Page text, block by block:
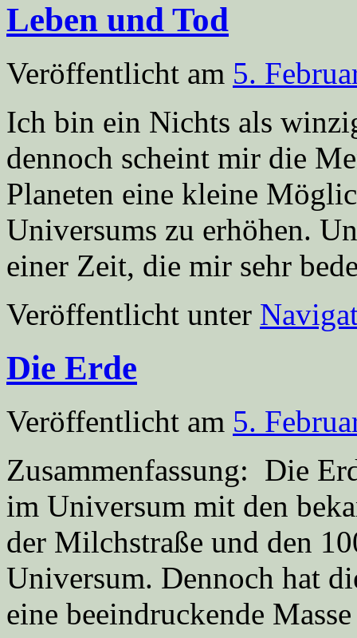
Leben und Tod
Veröffentlicht am 5.
Ich bin ein Nichts als
dennoch scheint mir die
Planeten eine kleine
Universums zu erhöhen.
einer Zeit, die mir sehr
Veröffentlicht unter
Die Erde
Veröffentlicht am 5.
Zusammenfassung: Die
im Universum mit den
der Milchstraße und den
Universum. Dennoch hat
eine beeindruckende